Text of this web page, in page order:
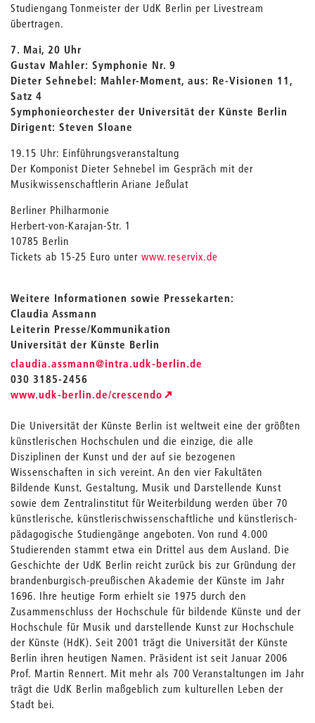
Studiengang Tonmeister der UdK Berlin per Livestream
übertragen.
7. Mai, 20 Uhr
Gustav Mahler: Symphonie Nr. 9
Dieter Sehnebel: Mahler-Moment, aus: Re-Visionen 11,
Satz 4
Symphonieorchester der Universität der Künste Berlin
Dirigent: Steven Sloane
19.15 Uhr: Einführungsveranstaltung
Der Komponist Dieter Sehnebel im Gespräch mit der
Musikwissenschaftlerin Ariane Jeßulat
Berliner Philharmonie
Herbert-von-Karajan-Str. 1
10785 Berlin
Tickets ab 15-25 Euro unter www.reservix.de
Weitere Informationen sowie Pressekarten:
Claudia Assmann
Leiterin Presse/Kommunikation
Universität der Künste Berlin
claudia.assmann_
@intra.udk-berlin.de
030 3185-2456
www.udk-berlin.de/crescendo
Die Universität der Künste Berlin ist weltweit eine der größten
künstlerischen Hochschulen und die einzige, die alle
Disziplinen der Kunst und der auf sie bezogenen
Wissenschaften in sich vereint. An den vier Fakultäten
Bildende Kunst, Gestaltung, Musik und Darstellende Kunst
sowie dem Zentralinstitut für Weiterbildung werden über 70
künstlerische, künstlerischwissenschaftliche und künstlerisch-
pädagogische Studiengänge angeboten. Von rund 4.000
Studierenden stammt etwa ein Drittel aus dem Ausland. Die
Geschichte der UdK Berlin reicht zurück bis zur Gründung der
brandenburgisch-preußischen Akademie der Künste im Jahr
1696. Ihre heutige Form erhielt sie 1975 durch den
Zusammenschluss der Hochschule für bildende Künste und der
Hochschule für Musik und darstellende Kunst zur Hochschule
der Künste (HdK). Seit 2001 trägt die Universität der Künste
Berlin ihren heutigen Namen. Präsident ist seit Januar 2006
Prof. Martin Rennert. Mit mehr als 700 Veranstaltungen im Jahr
trägt die UdK Berlin maßgeblich zum kulturellen Leben der
Stadt bei.